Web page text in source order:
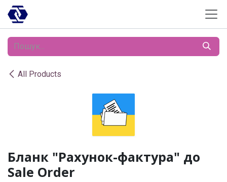
Skip to Content
All Products
Бланк "Рахунок-фактура" до
Sale Order